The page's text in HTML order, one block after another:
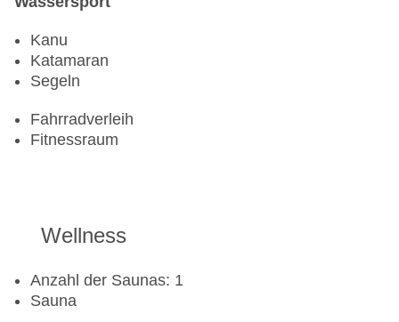
Kanu
Katamaran
Segeln
Fahrradverleih
Fitnessraum
Wellness
Anzahl der Saunas: 1
Sauna